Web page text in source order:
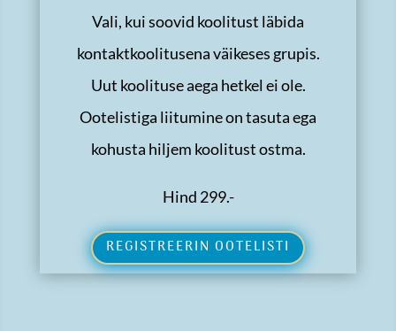
Vali, kui soovid koolitust läbida
kontaktkoolitusena väikeses grupis.
Uut koolituse aega hetkel ei ole.
Ootelistiga liitumine on tasuta ega
kohusta hiljem koolitust ostma.
Hind 299.-
REGISTREERIN OOTELISTI